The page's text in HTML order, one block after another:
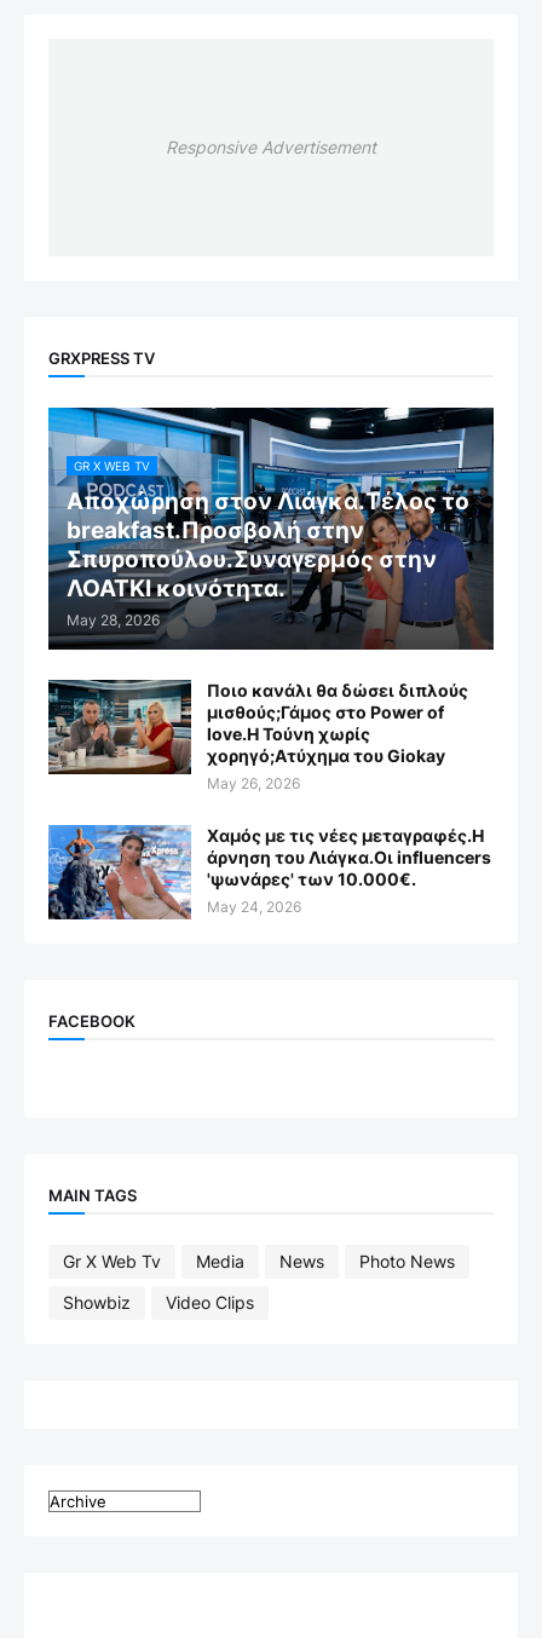
Responsive Advertisement
GRXPRESS TV
GR X WEB TV
Αποχώρηση στον Λιάγκα.Τέλος το
breakfast.Προσβολή στην
Σπυροπούλου.Συναγερμός στην
ΛΟΑΤΚΙ κοινότητα.
May 28, 2026
Ποιο κανάλι θα δώσει διπλούς
μισθούς;Γάμος στο Power of
love.Η Τούνη χωρίς
χορηγό;Aτύχημα του Giokay
May 26, 2026
Χαμός με τις νέες μεταγραφές.Η
άρνηση του Λιάγκα.Οι influencers
'ψωνάρες' των 10.000€.
May 24, 2026
FACEBOOK
MAIN TAGS
Gr X Web Tv Media News
Photo News
Showbiz
Video Clips